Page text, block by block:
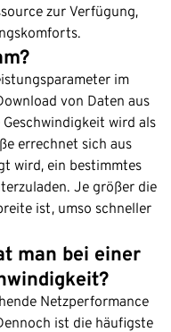
zur Verfügung,
im
von Daten aus
wird als
errechnet sich aus
wird, ein bestimmtes
Je größer die
ist, umso schneller
man bei einer
Netzperformance
ist die häufigste